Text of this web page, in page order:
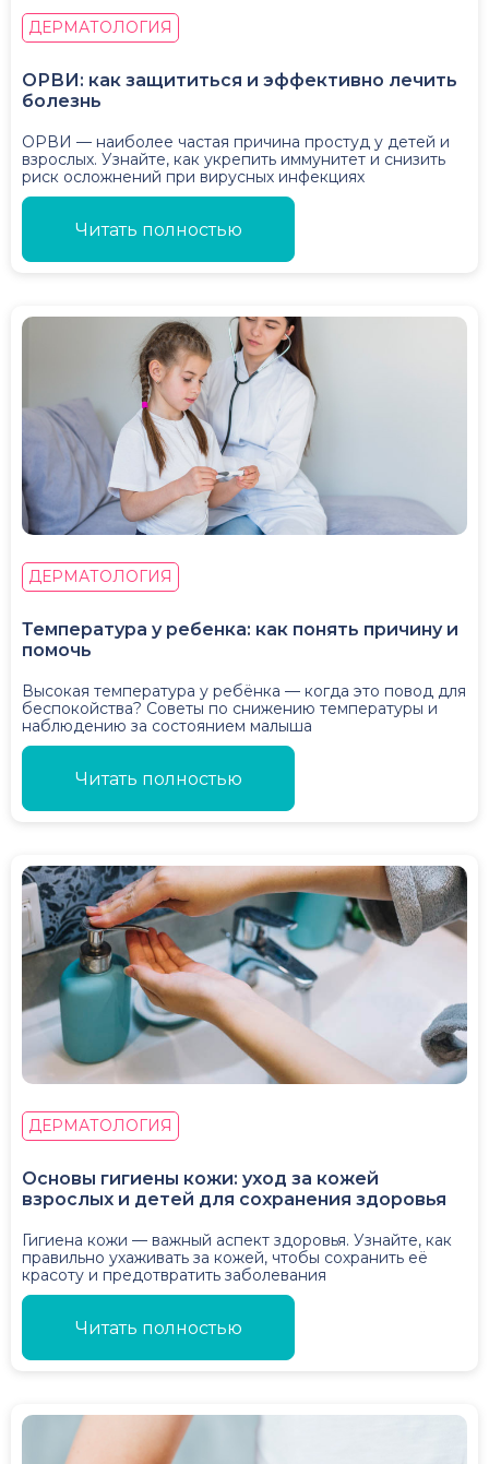
ДЕРМАТОЛОГИЯ
ОРВИ: как защититься и эффективно лечить
болезнь
ОРВИ — наиболее частая причина простуд у детей и
взрослых. Узнайте, как укрепить иммунитет и снизить
риск осложнений при вирусных инфекциях
Читать полностью
ДЕРМАТОЛОГИЯ
Температура у ребенка: как понять причину и
помочь
Высокая температура у ребёнка — когда это повод для
беспокойства? Советы по снижению температуры и
наблюдению за состоянием малыша
Читать полностью
ДЕРМАТОЛОГИЯ
Основы гигиены кожи: уход за кожей
взрослых и детей для сохранения здоровья
Гигиена кожи — важный аспект здоровья. Узнайте, как
правильно ухаживать за кожей, чтобы сохранить её
красоту и предотвратить заболевания
Читать полностью